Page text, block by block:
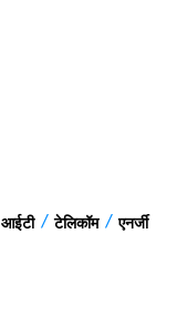
आईटी टेलिकॉम
एनर्जी